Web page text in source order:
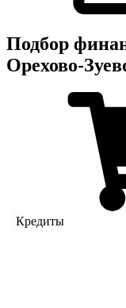
Подбор
Орехово-
Кредиты